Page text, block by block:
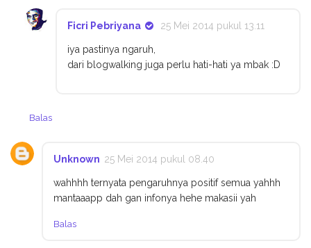
Ficri Pebriyana 25 Mei 2014 pukul 13.11
iya pastinya ngaruh,
dari blogwalking juga perlu hati-hati ya mbak :D
Balas
Unknown 25 Mei 2014 pukul 08.40
wahhhh ternyata pengaruhnya positif semua yahhh
mantaaapp dah gan infonya hehe makasii yah
Balas